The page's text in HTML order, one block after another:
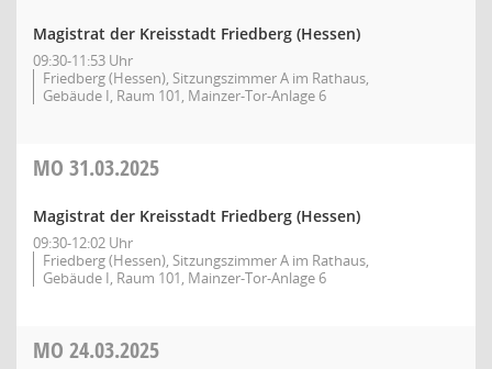
Magistrat der Kreisstadt Friedberg (Hessen)
09:30-11:53 Uhr
Friedberg (Hessen), Sitzungszimmer A im Rathaus,
Gebäude I, Raum 101, Mainzer-Tor-Anlage 6
MO 31.03.2025
Magistrat der Kreisstadt Friedberg (Hessen)
09:30-12:02 Uhr
Friedberg (Hessen), Sitzungszimmer A im Rathaus,
Gebäude I, Raum 101, Mainzer-Tor-Anlage 6
MO 24.03.2025